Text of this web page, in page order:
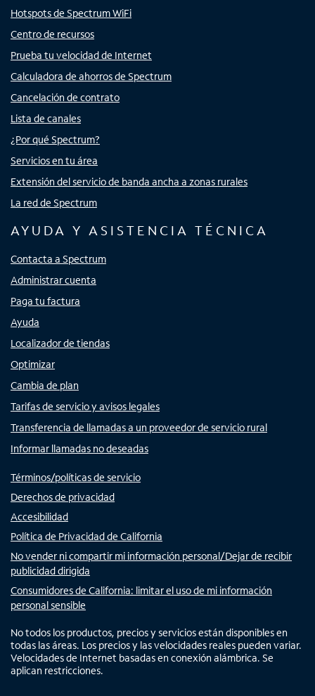
Hotspots de Spectrum WiFi
Centro de recursos
Prueba tu velocidad de Internet
Calculadora de ahorros de Spectrum
Cancelación de contrato
Lista de canales
¿Por qué Spectrum?
Servicios en tu área
Extensión del servicio de banda ancha a zonas rurales
La red de Spectrum
AYUDA Y ASISTENCIA TÉCNICA
Contacta a Spectrum
Administrar cuenta
Paga tu factura
Ayuda
Localizador de tiendas
Optimizar
Cambia de plan
Tarifas de servicio y avisos legales
Transferencia de llamadas a un proveedor de servicio rural
Informar llamadas no deseadas
Términos/políticas de servicio
Derechos de privacidad
Accesibilidad
Política de Privacidad de California
No vender ni compartir mi información personal/Dejar de recibir
publicidad dirigida
Consumidores de California: limitar el uso de mi información
personal sensible
No todos los productos, precios y servicios están disponibles en
todas las áreas. Los precios y las velocidades reales pueden variar.
Velocidades de Internet basadas en conexión alámbrica. Se
aplican restricciones.